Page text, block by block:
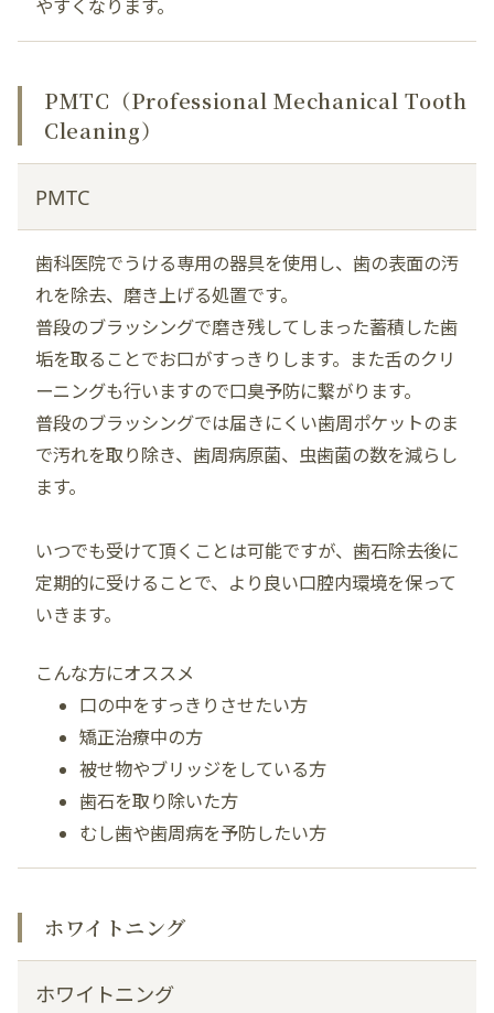
やすくなります。
PMTC（Professional Mechanical Tooth
Cleaning）
PMTC
歯科医院でうける専用の器具を使用し、歯の表面の汚
れを除去、磨き上げる処置です。
普段のブラッシングで磨き残してしまった蓄積した歯
垢を取ることでお口がすっきりします。また舌のクリ
ーニングも行いますので口臭予防に繋がります。
普段のブラッシングでは届きにくい歯周ポケットのま
で汚れを取り除き、歯周病原菌、虫歯菌の数を減らし
ます。
いつでも受けて頂くことは可能ですが、歯石除去後に
定期的に受けることで、より良い口腔内環境を保って
いきます。
こんな方にオススメ
口の中をすっきりさせたい方
矯正治療中の方
被せ物やブリッジをしている方
歯石を取り除いた方
むし歯や歯周病を予防したい方
ホワイトニング
ホワイトニング